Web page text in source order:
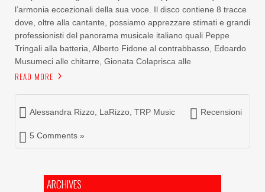
l’armonia eccezionali della sua voce. Il disco contiene 8 tracce
dove, oltre alla cantante, possiamo apprezzare stimati e grandi
professionisti del panorama musicale italiano quali Peppe
Tringali alla batteria, Alberto Fidone al contrabbasso, Edoardo
Musumeci alle chitarre, Gionata Colaprisca alle
READ MORE
Alessandra Rizzo LaRizzo TRP Music Recensioni
5 Comments »
ARCHIVES